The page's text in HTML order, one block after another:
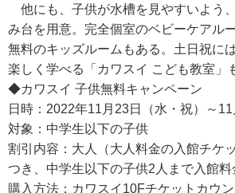
他にも、子供が水槽を見やすいよう
み台を用意。完全個室のベビーケアル
無料のキッズルームもある。土日祝に
楽しく学べる「カワスイ こども教室」
◆カワスイ 子供無料キャンペーン
日時：2022年11月23日（水・祝）～11
対象：中学生以下の子供
割引内容：大人（大人料金の入館チケ
つき、中学生以下の子供2人まで入館料
購入方法：カワスイ10Fチケットカウ